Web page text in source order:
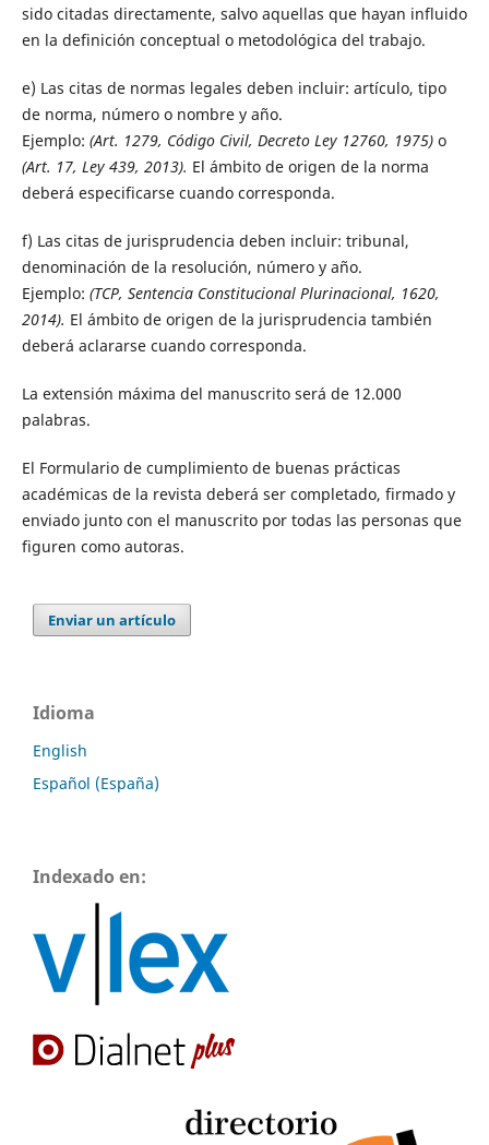
sido citadas directamente, salvo aquellas que hayan influido
en la definición conceptual o metodológica del trabajo.
e) Las citas de normas legales deben incluir: artículo, tipo
de norma, número o nombre y año.
Ejemplo: (Art. 1279, Código Civil, Decreto Ley 12760, 1975)o
(Art. 17, Ley 439, 2013). El ámbito de origen de la norma
deberá especificarse cuando corresponda.
f) Las citas de jurisprudencia deben incluir: tribunal,
denominación de la resolución, número y año.
Ejemplo: (TCP, Sentencia Constitucional Plurinacional, 1620,
2014). El ámbito de origen de la jurisprudencia también
deberá aclararse cuando corresponda.
La extensión máxima del manuscrito será de 12.000
palabras.
El Formulario de cumplimiento de buenas prácticas
académicas de la revista deberá ser completado, firmado y
enviado junto con el manuscrito por todas las personas que
figuren como autoras.
Enviar un artículo
Idioma
English
Español (España)
Indexado en: